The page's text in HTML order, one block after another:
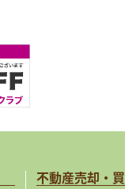
不動産売却・